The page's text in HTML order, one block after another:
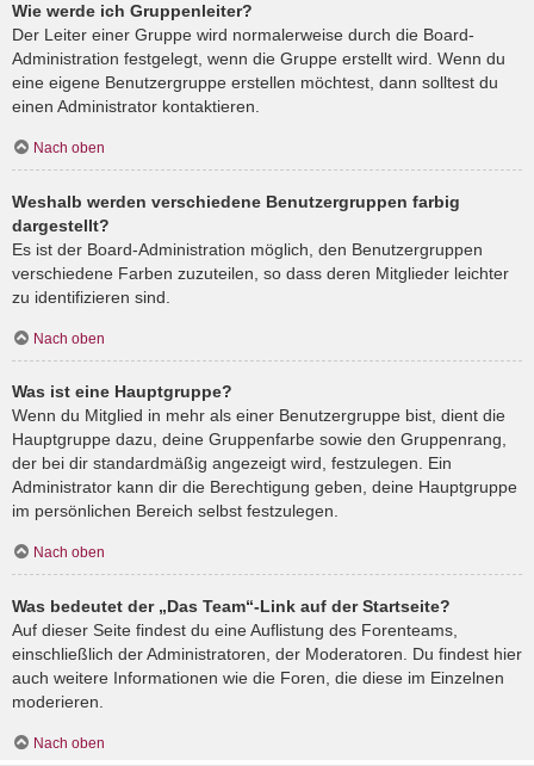
Wie werde ich Gruppenleiter?
Der Leiter einer Gruppe wird normalerweise durch die Board-
Administration festgelegt, wenn die Gruppe erstellt wird. Wenn du
eine eigene Benutzergruppe erstellen möchtest, dann solltest du
einen Administrator kontaktieren.
Nach oben
Weshalb werden verschiedene Benutzergruppen farbig
dargestellt?
Es ist der Board-Administration möglich, den Benutzergruppen
verschiedene Farben zuzuteilen, so dass deren Mitglieder leichter
zu identifizieren sind.
Nach oben
Was ist eine Hauptgruppe?
Wenn du Mitglied in mehr als einer Benutzergruppe bist, dient die
Hauptgruppe dazu, deine Gruppenfarbe sowie den Gruppenrang,
der bei dir standardmäßig angezeigt wird, festzulegen. Ein
Administrator kann dir die Berechtigung geben, deine Hauptgruppe
im persönlichen Bereich selbst festzulegen.
Nach oben
Was bedeutet der „Das Team“-Link auf der Startseite?
Auf dieser Seite findest du eine Auflistung des Forenteams,
einschließlich der Administratoren, der Moderatoren. Du findest hier
auch weitere Informationen wie die Foren, die diese im Einzelnen
moderieren.
Nach oben